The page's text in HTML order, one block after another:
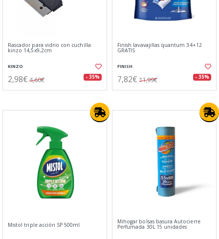
Rascador para vidrio con cuchilla
kinzo 14,5x9,2cm
KINZO
2,98€ 4,60€ - 35%
Finish lavavajillas quantum 34+12
GRATIS
FINISH
7,82€ 11,99€ - 35%
Mistol triple acción SP 500ml Mihogar bolsas basura Autocierre
Perfumada 30L 15 unidades